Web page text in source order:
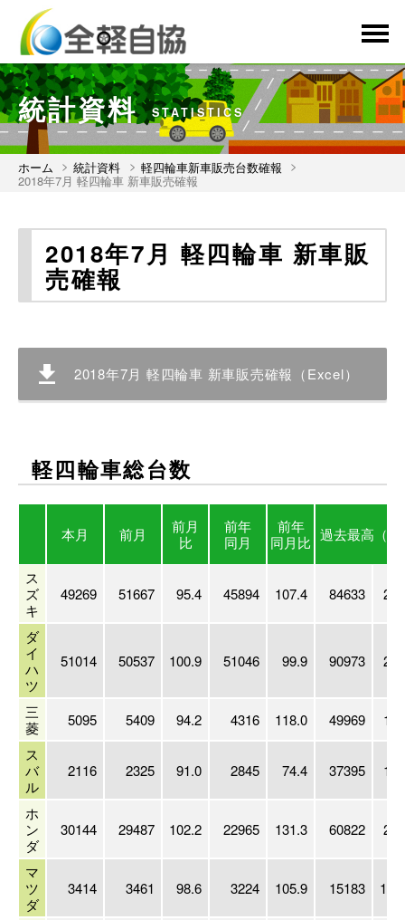
統計資料 STATISTICS
ホーム 統計資料 軽四輪車新車販売台数確報
2018年7月 軽四輪車 新車販売確報
2018年7月 軽四輪車 新車販
売確報
2018年7月 軽四輪車 新車販売確報（Excel）
軽四輪車総台数
本月 前月
前月
比
前年
同月
前年
同月比 過去最高 （
ス
ズ
キ
49269 51667 95.4 45894 107.4 84633
ダ
イ
ハ
ツ
51014 50537 100.9 51046 99.9 90973
三
菱
5095 5409 94.2 4316 118.0 49969
ス
バ
ル
2116 2325 91.0 2845 74.4 37395
ホ
ン
ダ
30144 29487 102.2 22965 131.3 60822
マ
ツ
ダ
3414 3461 98.6 3224 105.9 15183